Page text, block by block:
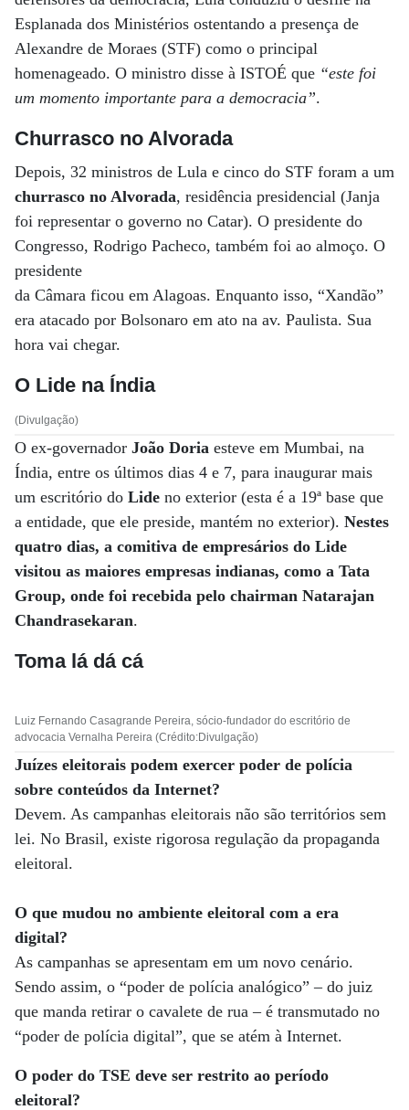
Esplanada dos Ministérios ostentando a presença de
Alexandre de Moraes (STF) como o principal
homenageado. O ministro disse à ISTOÉ que “este foi
um momento importante para a democracia”.
Churrasco no Alvorada
Depois, 32 ministros de Lula e cinco do STF foram a um
churrasco no Alvorada, residência presidencial (Janja
foi representar o governo no Catar). O presidente do
Congresso, Rodrigo Pacheco, também foi ao almoço. O
presidente
da Câmara ficou em Alagoas. Enquanto isso, “Xandão”
era atacado por Bolsonaro em ato na av. Paulista. Sua
hora vai chegar.
O Lide na Índia
(Divulgação)
O ex-governador João Doria esteve em Mumbai, na
Índia, entre os últimos dias 4 e 7, para inaugurar mais
um escritório do Lide no exterior (esta é a 19ª base que
a entidade, que ele preside, mantém no exterior). Nestes
quatro dias, a comitiva de empresários do Lide
visitou as maiores empresas indianas, como a Tata
Group, onde foi recebida pelo chairman Natarajan
Chandrasekaran.
Toma lá dá cá
Luiz Fernando Casagrande Pereira, sócio-fundador do escritório de
advocacia Vernalha Pereira (Crédito:Divulgação)
Juízes eleitorais podem exercer poder de polícia
sobre conteúdos da Internet?
Devem. As campanhas eleitorais não são territórios sem
lei. No Brasil, existe rigorosa regulação da propaganda
eleitoral.
O que mudou no ambiente eleitoral com a era
digital?
As campanhas se apresentam em um novo cenário.
Sendo assim, o “poder de polícia analógico” – do juiz
que manda retirar o cavalete de rua – é transmutado no
“poder de polícia digital”, que se atém à Internet.
O poder do TSE deve ser restrito ao período
eleitoral?